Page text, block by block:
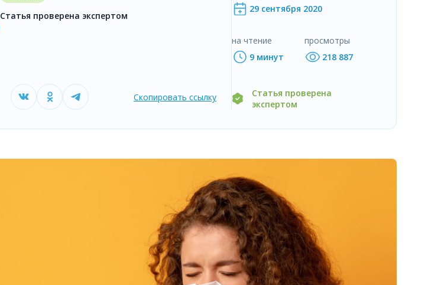
Статья проверена экспертом
Скопировать ссылку
29 сентября 2020
на чтение
9 минут
просмотры
218 887
Статья проверена
экспертом